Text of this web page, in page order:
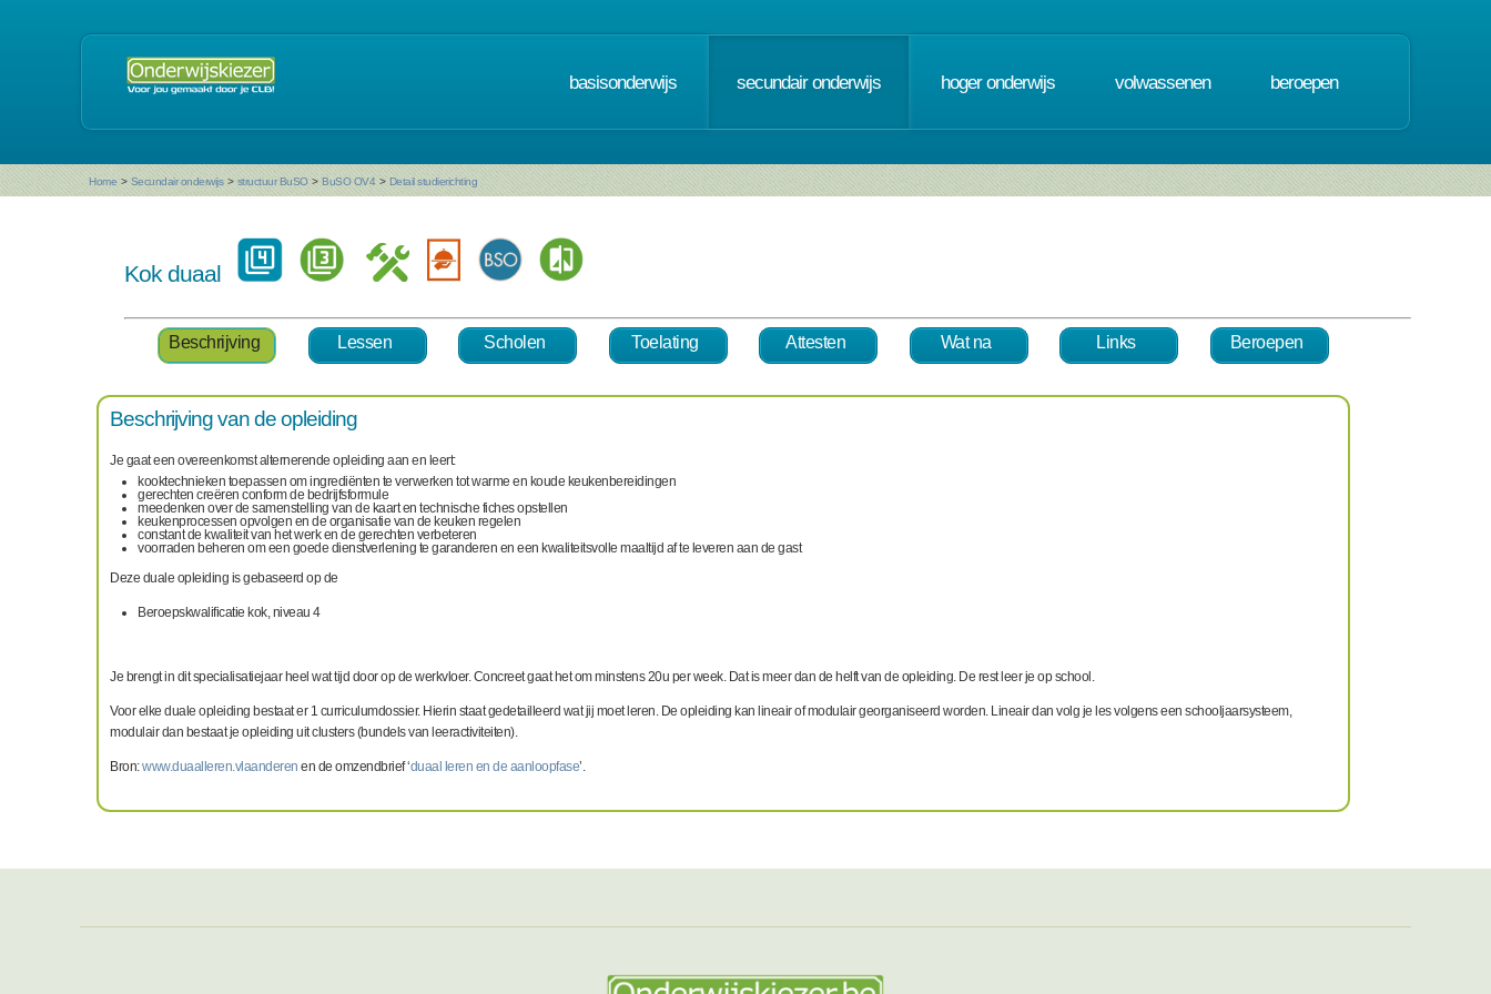
basisonderwijs secundair onderwijs hoger onderwijs volwassenen beroepen
Home > Secundair onderwijs > structuur BuSO > BuSO OV4 > Detail studierichting
Kok duaal
Beschrijving Lessen Scholen Toelating Attesten Wat na Links Beroepen
Beschrijving van de opleiding
Je gaat een overeenkomst alternerende opleiding aan en leert:
kooktechnieken toepassen om ingrediënten te verwerken tot warme en koude keukenbereidingen
gerechten creëren conform de bedrijfsformule
meedenken over de samenstelling van de kaart en technische fiches opstellen
keukenprocessen opvolgen en de organisatie van de keuken regelen
constant de kwaliteit van het werk en de gerechten verbeteren
voorraden beheren om een goede dienstverlening te garanderen en een kwaliteitsvolle maaltijd af te leveren aan de gast
Deze duale opleiding is gebaseerd op de
Beroepskwalificatie kok, niveau 4
Je brengt in dit specialisatiejaar heel wat tijd door op de werkvloer. Concreet gaat het om minstens 20u per week. Dat is meer dan de helft van de opleiding. De rest leer je op school.
Voor elke duale opleiding bestaat er 1 curriculumdossier. Hierin staat gedetailleerd wat jij moet leren. De opleiding kan lineair of modulair georganiseerd worden. Lineair dan volg je les volgens een schooljaarsysteem,
modulair dan bestaat je opleiding uit clusters (bundels van leeractiviteiten).
Bron:www.duaalleren.vlaanderen en de omzendbrief ‘duaal leren en de aanloopfase’.